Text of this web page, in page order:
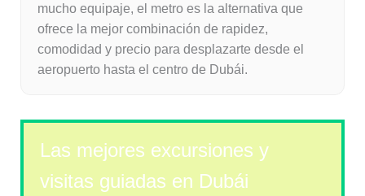
mucho equipaje, el metro es la alternativa que
ofrece la mejor combinación de rapidez,
comodidad y precio para desplazarte desde el
aeropuerto hasta el centro de Dubái.
Las mejores excursiones y
visitas guiadas en Dubái